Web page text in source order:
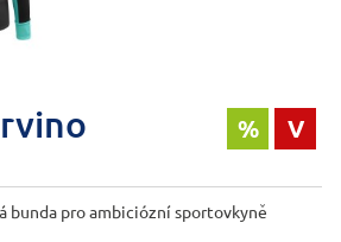
% V
bunda pro ambiciózní sportovkyně